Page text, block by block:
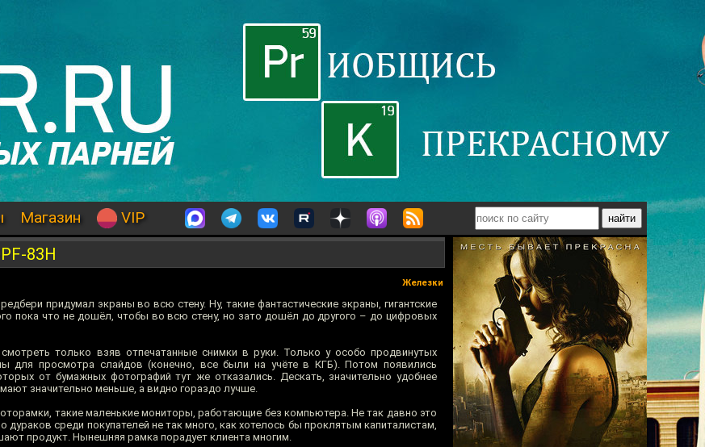
Магазин VIP
83H
Железки
придумал экраны во всю стену. Ну, такие фантастические экраны, гигантские
пока что не дошёл, чтобы во всю стену, но зато дошёл до другого – до цифровых
только взяв отпечатанные снимки в руки. Только у особо продвинутых
для просмотра слайдов (конечно, все были на учёте в КГБ). Потом появились
от бумажных фотографий тут же отказались. Дескать, значительно удобнее
значительно меньше, а видно гораздо лучше.
такие маленькие мониторы, работающие без компьютера. Не так давно это
среди покупателей не так много, как хотелось бы проклятым капиталистам,
продукт. Нынешняя рамка порадует клиента многим.